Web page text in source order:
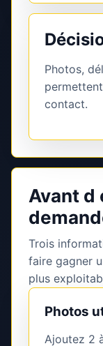
Photos,
contact.
Avant d
Trois
faire gagner
plus
Photos
Ajoutez 2